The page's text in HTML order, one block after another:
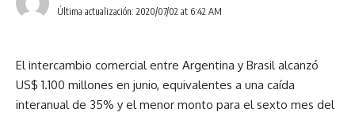
Última actualización: 2020/07/02 at 6:42 AM
El intercambio comercial entre Argentina y Brasil alcanzó
US$ 1.100 millones en junio, equivalentes a una caída
interanual de 35% y el menor monto para el sexto mes del